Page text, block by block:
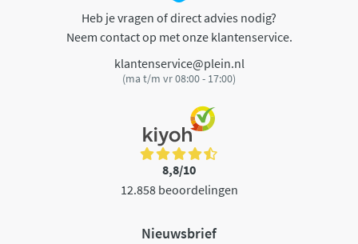
Heb je vragen of direct advies nodig?
Neem contact op met onze klantenservice.
klantenservice@plein.nl
(ma t/m vr 08:00 - 17:00)
8,8/10
12.858 beoordelingen
Nieuwsbrief